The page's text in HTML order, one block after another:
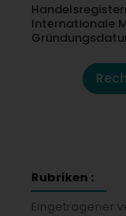
Internationale
Rubriken :
Eingetragener